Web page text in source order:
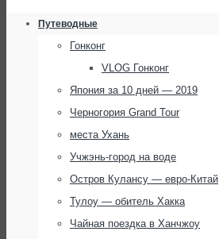
Путеводные
Гонконг
VLOG Гонконг
Япония за 10 дней — 2019
Черногория Grand Tour
места Ухань
Учжэнь-город на воде
Остров Кулансу — евро-Китай
Тулоу — обитель Хакка
Чайная поездка в Ханчжоу